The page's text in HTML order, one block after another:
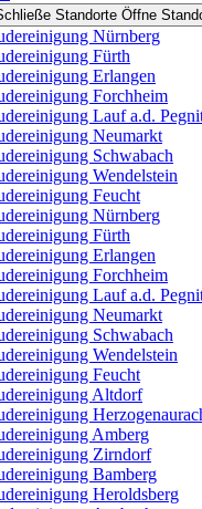
Standorte Öffne
Nürnberg
Fürth
Erlangen
Forchheim
Lauf a.d.
Neumarkt
Schwabach
Wendelstein
Feucht
Nürnberg
Fürth
Erlangen
Forchheim
Lauf a.d.
Neumarkt
Schwabach
Wendelstein
Feucht
Altdorf
Amberg
Zirndorf
Bamberg
Heroldsberg